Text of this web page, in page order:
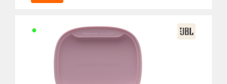
КОШИК